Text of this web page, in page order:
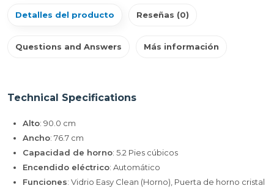
Detalles del producto Reseñas (0)
Questions and Answers Más información
Technical Specifications
Alto: 90.0 cm
Ancho: 76.7 cm
Capacidad de horno: 5.2 Pies cúbicos
Encendido eléctrico: Automático
Funciones: Vidrio Easy Clean (Horno), Puerta de horno cristal